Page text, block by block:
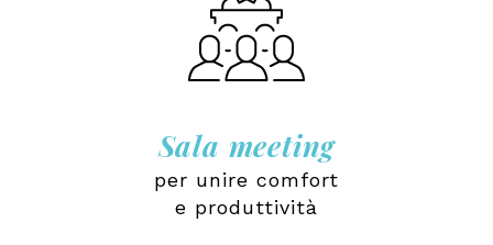
Sala meeting
per unire comfort
e produttività